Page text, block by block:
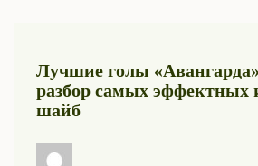
Лучшие голы
разбор самых
шайб